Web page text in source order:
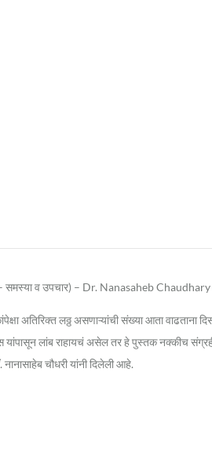
व उपचार) – Dr. Nanasaheb Chaudhary
अतिरिक्त लठ्ठ असणाऱ्यांची संख्या आता
लांब राहायचं असेल तर हे पुस्तक नक्कीच
चौधरी यांनी दिलेली आहे.